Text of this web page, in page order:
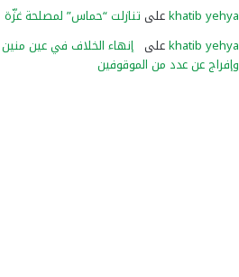
khatib yehyaعلى تنازلت “حماس” لمصلحة غزّة
khatib yehyaعلى إنهاء الخلاف في عين
وإفراج عن عدد من الموقوفين